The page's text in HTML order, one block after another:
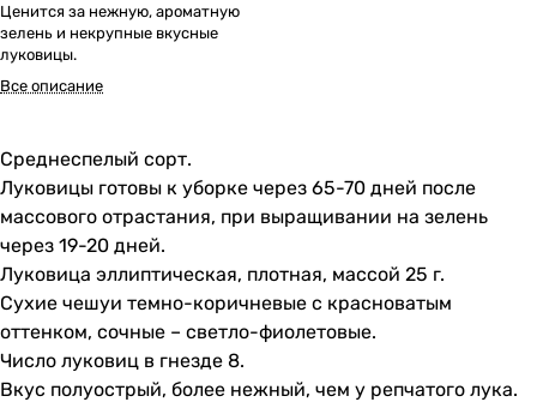
Ценится за нежную, ароматную
зелень и некрупные вкусные
луковицы.
Все описание
Среднеспелый сорт.
Луковицы готовы к уборке через 65-70 дней после
массового отрастания, при выращивании на зелень
через 19-20 дней.
Луковица эллиптическая, плотная, массой 25 г.
Сухие чешуи темно-коричневые с красноватым
оттенком, сочные – светло-фиолетовые.
Число луковиц в гнезде 8.
Вкус полуострый, более нежный, чем у репчатого лука.